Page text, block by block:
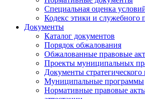
Специальная оценка
Кодекс этики и служебного
Документы
Каталог документов
Порядок обжалования
Обжалованные правовые
Проекты муниципальных
Документы
Муниципальные программы
Нормативные правовые